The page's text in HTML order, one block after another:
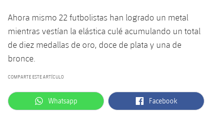
Agenda
Calendario
Resultados
Jugadores
Calendario
Resultados
Clasificaciones
Noticias
Hockey Hierba Masculino
Hockey Hierba Femenino
Patinaje artístico
plusicon
más
Plantilla
Agenda
Rugby
Actualidad
Voleibol
plusicon
más
Ahora mismo 22 futbolistas han logrado un metal
mientras vestían la elástica culé acumulando un total
de diez medallas de oro, doce de plata y una de
bronce.
COMPARTE ESTE ARTÍCULO
label.aria.whatsapp
Whatsapp label.aria.facebook
Facebook